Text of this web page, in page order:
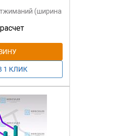
(ширина
200 мм)